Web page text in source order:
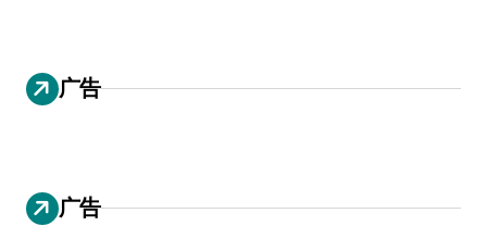
广告
广告